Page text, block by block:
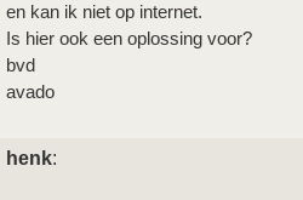
en kan ik niet op internet.
Is hier ook een oplossing voor?
bvd
avado
henk: